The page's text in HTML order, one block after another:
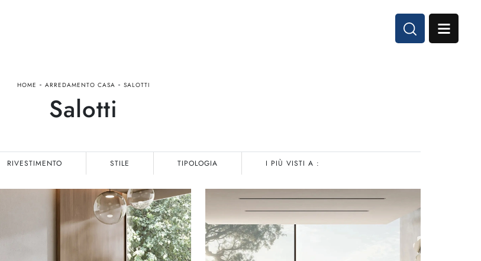
HOME - ARREDAMENTO CASA - SALOTTI
Salotti
RIVESTIMENTO STILE TIPOLOGIA I PIÙ VISTI A :